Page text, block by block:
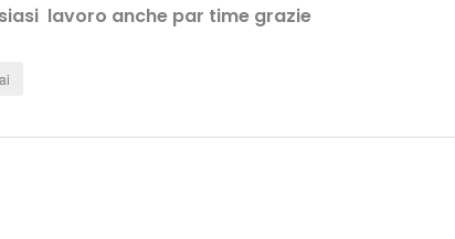
lavoro anche par time grazie